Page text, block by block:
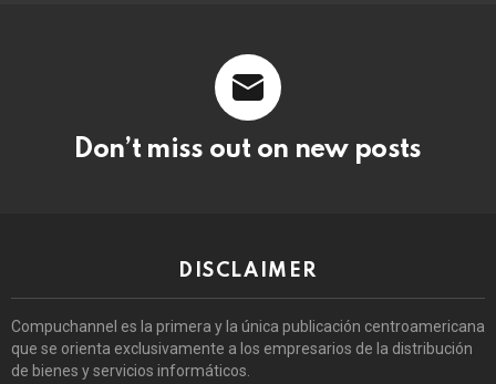
Don’t miss out on new posts
DISCLAIMER
Compuchannel es la primera y la única publicación centroamericana
que se orienta exclusivamente a los empresarios de la distribución
de bienes y servicios informáticos.